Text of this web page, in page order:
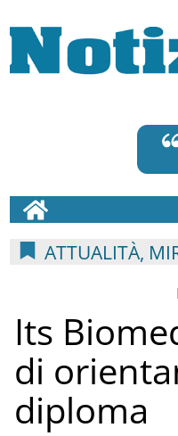
ATTUALITÀ,
Its
di
diploma